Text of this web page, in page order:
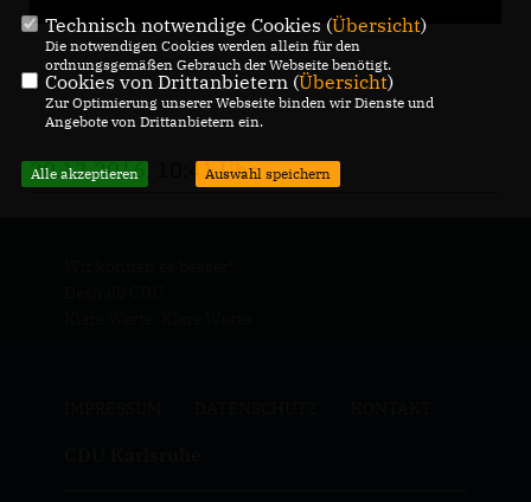
20.12.2016, 10:41 Uhr
Technisch notwendige Cookies (Übersicht)
Die notwendigen Cookies werden allein für den
ordnungsgemäßen Gebrauch der Webseite benötigt.
Cookies von Drittanbietern (Übersicht)
Zur Optimierung unserer Webseite binden wir Dienste und
Angebote von Drittanbietern ein.
Alle akzeptieren Auswahl speichern